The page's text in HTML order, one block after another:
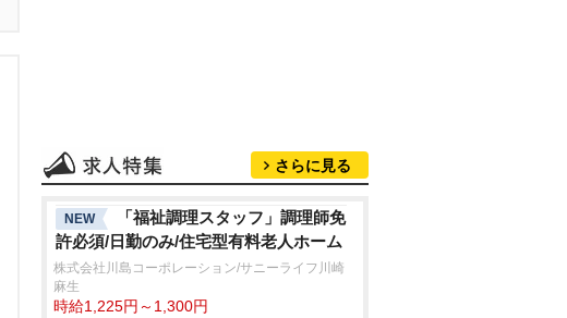
さらに見る
NEW
「福祉調理スタッフ」調理師免
許必須/日勤のみ/住宅型有料老人ホーム
株式会社川島コーポレーション/サニーライフ川崎
麻生
時給1,225円～1,300円